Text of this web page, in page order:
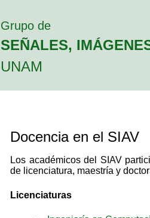
Grupo de
SEÑALES,
UNAM
Docencia en el SIAV
Los académicos del SIAV
de licenciatura, maestría y
Licenciaturas